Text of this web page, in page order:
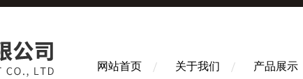
网站首页 关于我们 产品展示